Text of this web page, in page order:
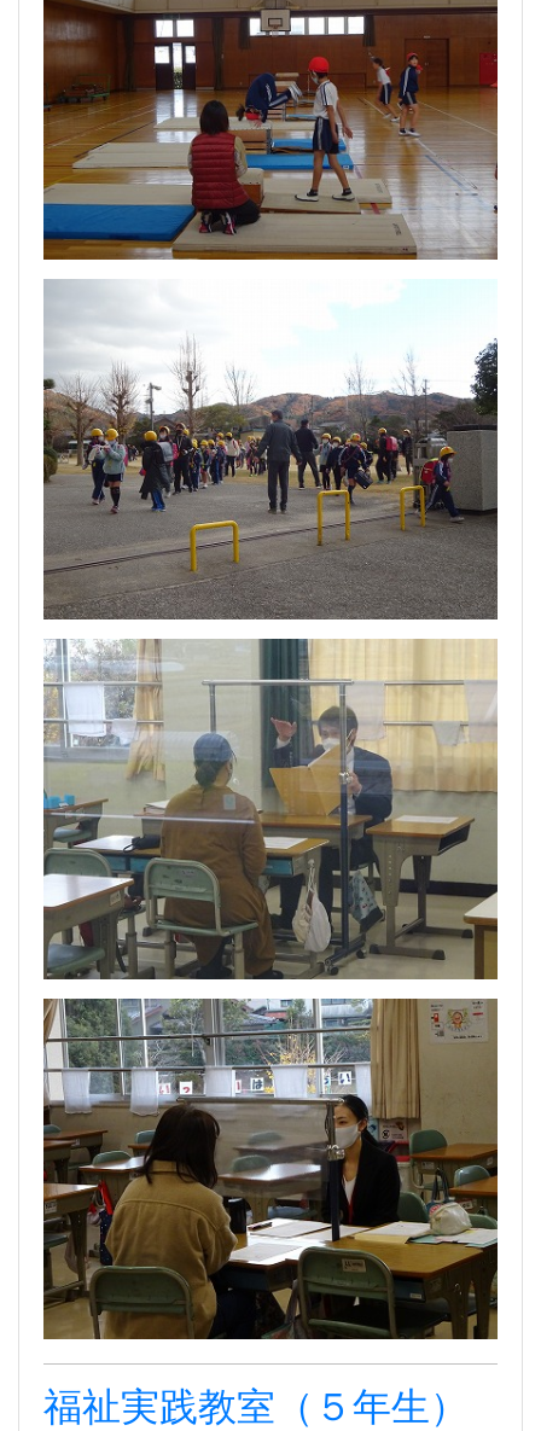
福祉実践教室（５年生）